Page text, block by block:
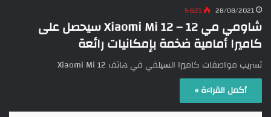
28/08/2021 5٬821
شاومي مي 12 – Xiaomi Mi 12 سيحصل على
كاميرا أمامية ضخمة بإمكانيات رائعة
تسريب مواصفات كاميرا السيلفي في هاتف Xiaomi Mi 12
أكمل القراءة »